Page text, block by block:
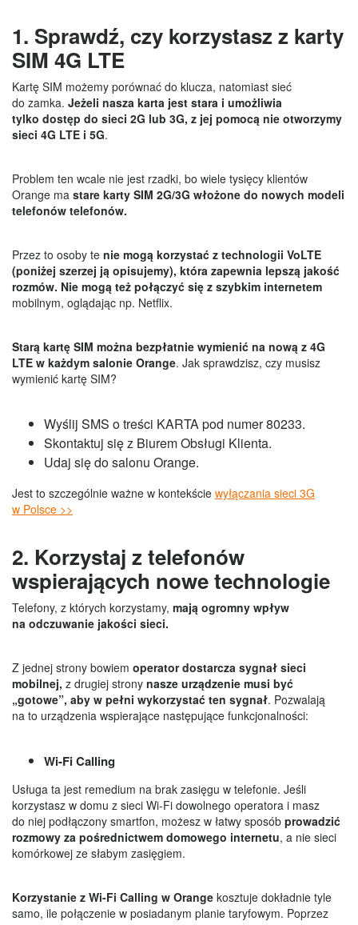
1. Sprawdź, czy korzystasz z karty
SIM 4G LTE
Kartę SIM możemy porównać do klucza, natomiast sieć
do zamka. Jeżeli nasza karta jest stara i umożliwia
tylko dostęp do sieci 2G lub 3G, z jej pomocą nie otworzymy
sieci 4G LTE i 5G.
Problem ten wcale nie jest rzadki, bo wiele tysięcy klientów
Orange ma stare karty SIM 2G/3G włożone do nowych modeli
telefonów telefonów.
Przez to osoby te nie mogą korzystać z technologii VoLTE
(poniżej szerzej ją opisujemy), która zapewnia lepszą jakość
rozmów. Nie mogą też połączyć się z szybkim internetem
mobilnym, oglądając np. Netflix.
Starą kartę SIM można bezpłatnie wymienić na nową z 4G
LTE w każdym salonie Orange. Jak sprawdzisz, czy musisz
wymienić kartę SIM?
Wyślij SMS o treści KARTA pod numer 80233.
Skontaktuj się z Biurem Obsługi Klienta.
Udaj się do salonu Orange.
Jest to szczególnie ważne w kontekście wyłączania sieci 3G
w Polsce >>
2. Korzystaj z telefonów
wspierających nowe technologie
Telefony, z których korzystamy, mają ogromny wpływ
na odczuwanie jakości sieci.
Z jednej strony bowiem operator dostarcza sygnał sieci
mobilnej, z drugiej strony nasze urządzenie musi być
„gotowe”, aby w pełni wykorzystać ten sygnał. Pozwalają
na to urządzenia wspierające następujące funkcjonalności:
Wi-Fi Calling
Usługa ta jest remedium na brak zasięgu w telefonie. Jeśli
korzystasz w domu z sieci Wi-Fi dowolnego operatora i masz
do niej podłączony smartfon, możesz w łatwy sposób prowadzić
rozmowy za pośrednictwem domowego internetu, a nie sieci
komórkowej ze słabym zasięgiem.
Korzystanie z Wi-Fi Calling w Orange kosztuje dokładnie tyle
samo, ile połączenie w posiadanym planie taryfowym. Poprzez